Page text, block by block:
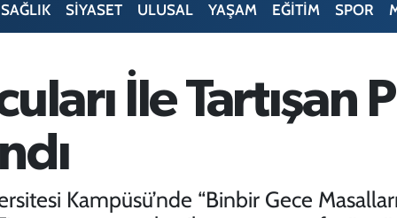
SAĞLIK SİYASET ULUSAL YAŞAM EĞİTİM SPOR
İle Tartışan
Kampüsü’nde “Binbir Gece